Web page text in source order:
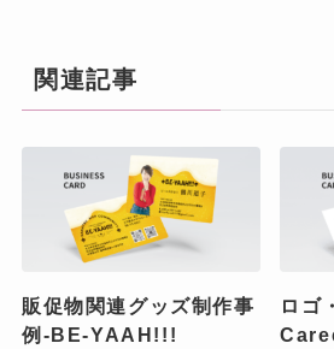
関連記事
販促物関連グッズ制作事
例-BE-YAAH!!!
ロゴ